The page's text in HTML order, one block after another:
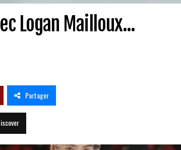
Logan Mailloux...
Partager